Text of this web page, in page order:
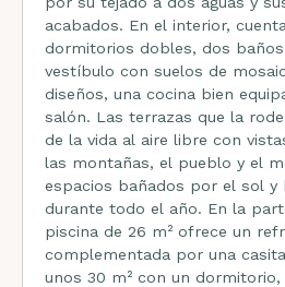
acabados. En el interior,
dormitorios dobles, dos
vestíbulo con suelos de
diseños, una cocina bien
salón. Las terrazas que la
de la vida al aire libre con
las montañas, el pueblo y el
espacios bañados por el sol y
durante todo el año. En la parte trasera, una
piscina de 26 m² ofrece un
complementada por una
unos 30 m² con un